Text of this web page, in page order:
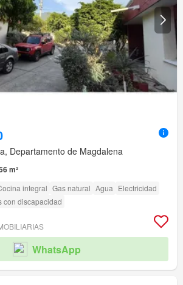
Departamento de Magdalena
m²
integral Gas natural Agua Electricidad
con discapacidad
WhatsApp